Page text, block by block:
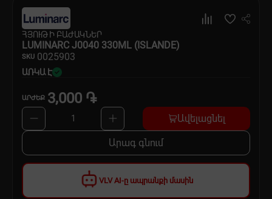
Տնտեսական ապրանքներ
Ինքնագնացներ և ինքնագլորներ
VLV AI-ը ապրանքի մասին
ՀՅՈՒԹԻ ԲԱԺԱԿՆԵՐ
LUMINARC J0040 330ML (ISLANDE)
SKU 0025903
ԱՌԿԱ Է
ԱՐԺԵՔ 3,000 ֏
1 Ավելացնել
Արագ գնում